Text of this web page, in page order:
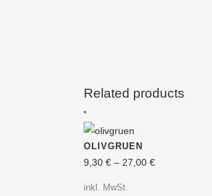
Related products
Produkt
weist
OLIVGRUEN
9,30 € – 27,00 €
inkl. MwSt.